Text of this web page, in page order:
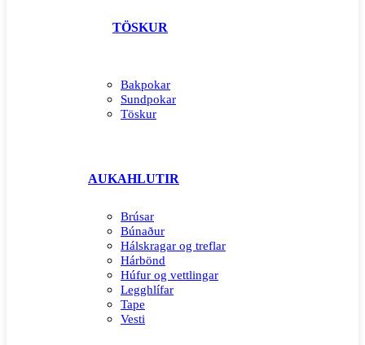
TÖSKUR
Bakpokar
Sundpokar
Töskur
AUKAHLUTIR
Brúsar
Búnaður
Hálskragar og treflar
Hárbönd
Húfur og vettlingar
Legghlífar
Tape
Vesti